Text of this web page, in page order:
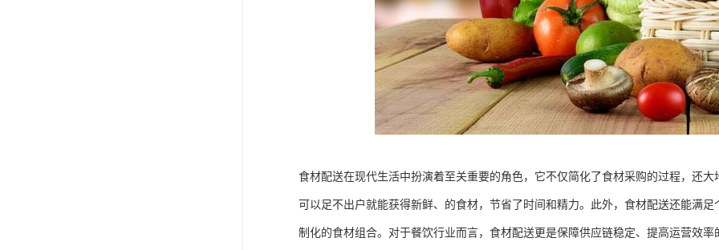
食材配送在现代生活中扮演着至关重要的角色，它不仅简化了食材采购的过程，还
可以足不出户就能获得新鲜、的食材，节省了时间和精力。此外，食材配送还能满
制化的食材组合。对于餐饮行业而言，食材配送更是保障供应链稳定、提高运营效